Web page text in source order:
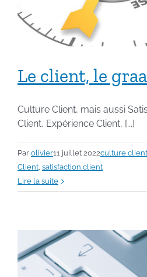
Le client, le
Culture Client, mais aussi
Client, Expérience Client, [...]
Par olivier11 juillet 2022culture client
Client, satisfaction client
Lire la suite